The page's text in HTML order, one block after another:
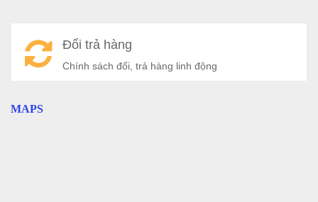
Đổi trả hàng
Chính sách đổi, trả hàng linh động
MAPS